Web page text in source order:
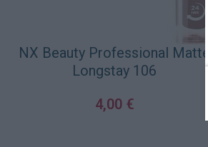
NX Beauty Professional Matte
Longstay 106
4,00 €